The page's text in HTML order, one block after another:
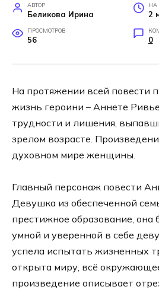
АВТОР
Беликова Ирина
НА
2
ПРОСМОТРОВ
56 0
На протяжении всей повести
жизнь героини – Аннете
трудности и лишения,
зрелом возрасте.
духовном мире женщины.
Главный персонаж повести
Девушка из обеспеченной
престижное образование, она
умной и уверенной в себе
успела испытать жизненных
открыта миру, всё
произведение описывает